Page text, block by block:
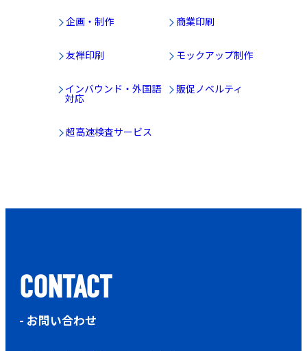
企画・制作 商業印刷
友禅印刷 モックアップ制作
インバウンド・外国語
対応
販促ノベルティ
超高速検査サービス
CONTACT
- お問い合わせ